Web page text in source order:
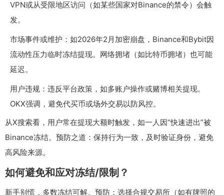
VPN或从受限地区访问（如某些国家对Binance的禁令）会触
发。
市场事件或维护：如2026年2月加密崩盘，Binance和Bybit因
流动性压力临时冻结提现。网络拥堵（如比特币拥堵）也可能
延迟。
用户违规：违反平台政策，如多账户操作或赌博相关提现。
OKX强调，避免代买币或场外交易以防风控。
从X搜索看，用户常在提现大额时触发，如一人因“快速进出”被
Binance冻结。预防之道：保持行为一致，及时验证身份，避免
高风险来源。
如何避免和应对冻结/限制？
新手别慌，多数冻结可解。预防：选择合规交易所（如有牌照的